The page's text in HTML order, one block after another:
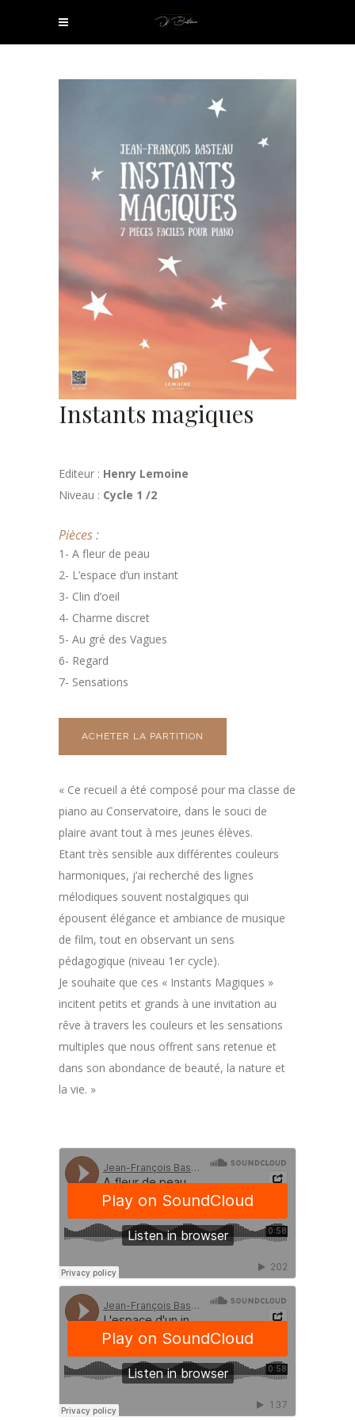
Instants magiques
Editeur : Henry Lemoine
Niveau : Cycle 1 /2
Pièces :
1- A fleur de peau
2- L’espace d’un instant
3- Clin d’oeil
4- Charme discret
5- Au gré des Vagues
6- Regard
7- Sensations
ACHETER LA PARTITION
« Ce recueil a été composé pour ma classe de
piano au Conservatoire, dans le souci de
plaire avant tout à mes jeunes élèves.
Etant très sensible aux différentes couleurs
harmoniques, j’ai recherché des lignes
mélodiques souvent nostalgiques qui
épousent élégance et ambiance de musique
de film, tout en observant un sens
pédagogique (niveau 1er cycle).
Je souhaite que ces « Instants Magiques »
incitent petits et grands à une invitation au
rêve à travers les couleurs et les sensations
multiples que nous offrent sans retenue et
dans son abondance de beauté, la nature et
la vie. »